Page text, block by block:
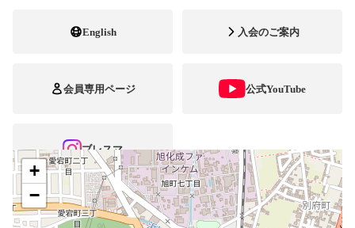
English 入会のご案内
会員専用ページ 公式YouTube
ブレスマ
ホームページ
http://www.takeo-ortho.com
矯正診断料算定施設
+
−